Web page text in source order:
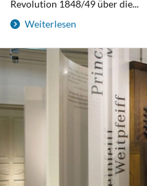
Revolution 1848/49 über die...
Weiterlesen